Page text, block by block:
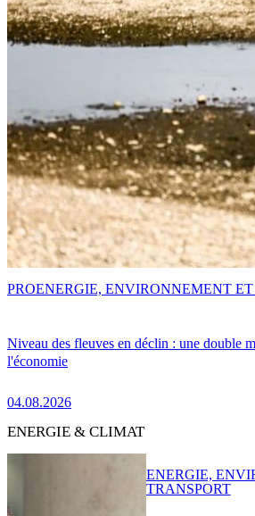
Niveau des fleuves en déclin : une double
l'économie
04.08.2026
PROENERGIE, ENVIRONNEMENT
ENERGIE & CLIMAT
ENERGIE,
TRANSPORT